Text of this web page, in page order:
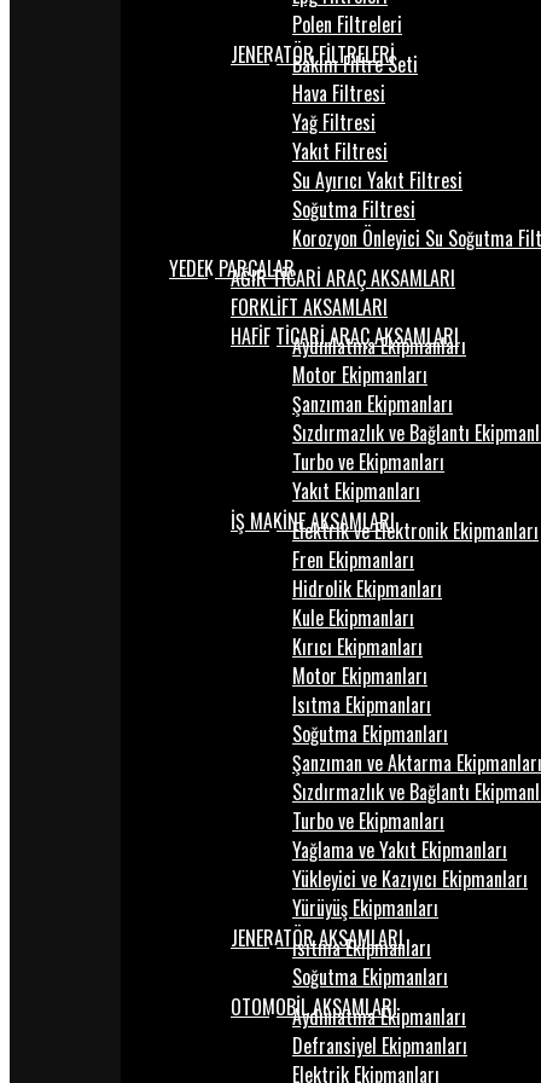
Polen Filtreleri
JENERATÖR FİLTRELERİ
Bakım Filtre Seti
Hava Filtresi
Yağ Filtresi
Yakıt Filtresi
Su Ayırıcı Yakıt Filtresi
Soğutma Filtresi
Korozyon Önleyici Su Soğutma
YEDEK PARÇALARAĞIR TİCARİ ARAÇ AKSAMLARI
FORKLİFT AKSAMLARI
HAFİF TİCARİ ARAÇ AKSAMLARI
Aydınlatma Ekipmanları
Motor Ekipmanları
Şanzıman Ekipmanları
Sızdırmazlık ve Bağlantı
Turbo ve Ekipmanları
Yakıt Ekipmanları
İŞ MAKİNE AKSAMLARI
Elektrik ve Elektronik Ekipmanları
Fren Ekipmanları
Hidrolik Ekipmanları
Kule Ekipmanları
Kırıcı Ekipmanları
Motor Ekipmanları
Isıtma Ekipmanları
Soğutma Ekipmanları
Şanzıman ve Aktarma Ekipmanları
Sızdırmazlık ve Bağlantı
Turbo ve Ekipmanları
Yağlama ve Yakıt Ekipmanları
Yükleyici ve Kazıyıcı Ekipmanları
Yürüyüş Ekipmanları
JENERATÖR AKSAMLARI
Isıtma Ekipmanları
Soğutma Ekipmanları
OTOMOBİL AKSAMLARI
Aydınlatma Ekipmanları
Defransiyel Ekipmanları
Elektrik Ekipmanları